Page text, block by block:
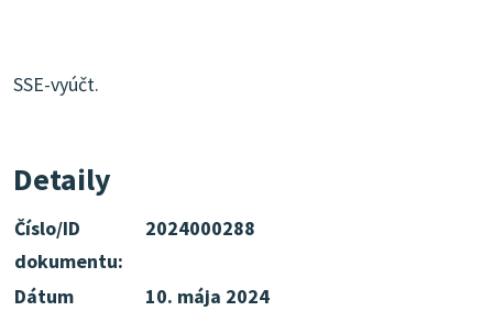
SSE-vyúčt.
Detaily
Číslo/ID
dokumentu:
2024000288
Dátum
10. mája 2024